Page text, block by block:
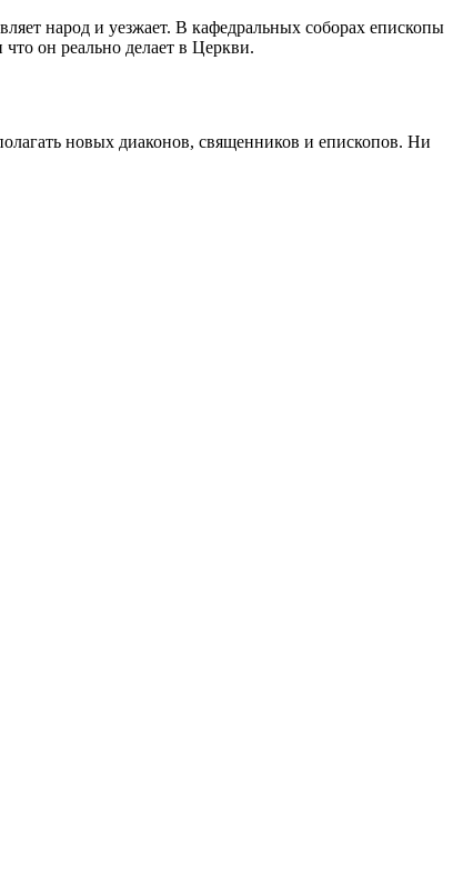
народ и уезжает. В кафедральных соборах епископы
он реально делает в Церкви.
новых диаконов, священников и епископов. Ни